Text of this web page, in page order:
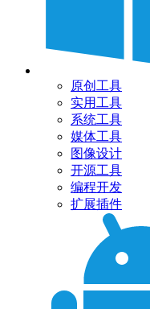
原创工具
实用工具
系统工具
媒体工具
图像设计
开源工具
编程开发
扩展插件